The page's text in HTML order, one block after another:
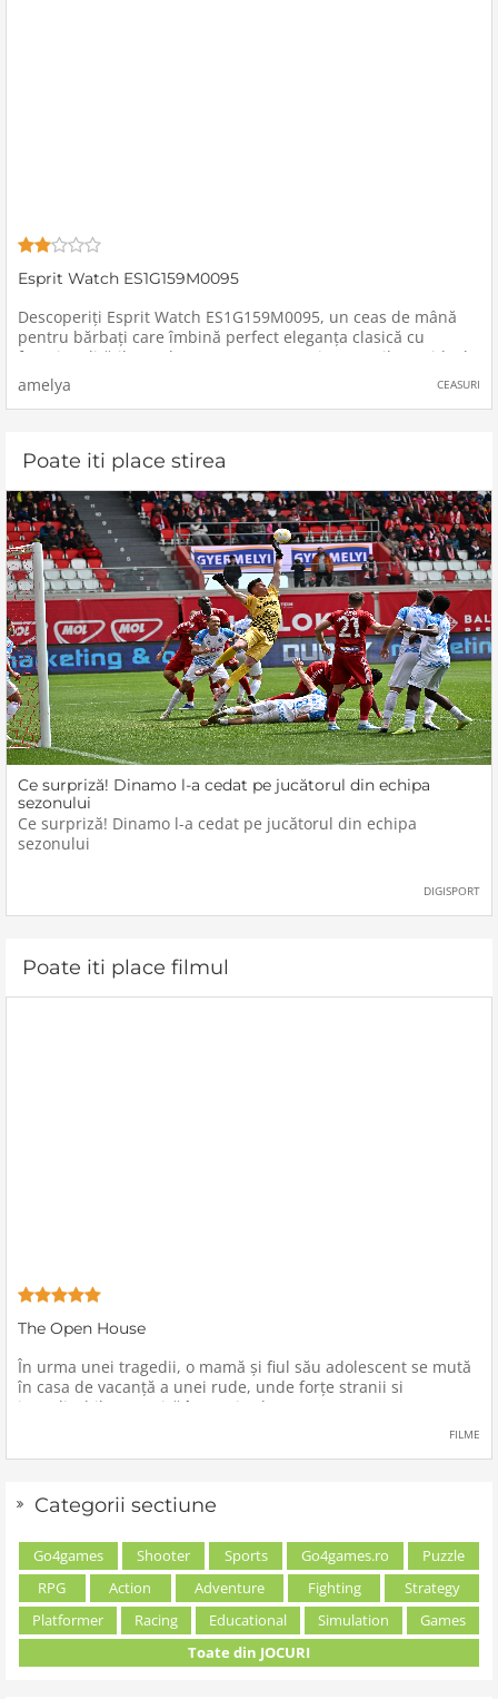
Esprit Watch ES1G159M0095
Descoperiți Esprit Watch ES1G159M0095, un ceas de mână
pentru bărbați care îmbină perfect eleganța clasică cu
funcționalitățile moderne. Acest accesoriu versatil este ideal
pentru cei care apreciază atât stilul rafinat, cât și
amelya CEASURI
Poate iti place stirea
Ce surpriză! Dinamo l-a cedat pe jucătorul din echipa
sezonului
Ce surpriză! Dinamo l-a cedat pe jucătorul din echipa
sezonului
DIGISPORT
Poate iti place filmul
The Open House
În urma unei tragedii, o mamă şi fiul său adolescent se mută
în casa de vacanţă a unei rude, unde forţe stranii si
inexplicabile conspiră împotriva lor.
FILME
Categorii sectiune
Go4games Shooter Sports Go4games.ro
Puzzle
RPG
Action Adventure Fighting
Strategy
Platformer
Racing Educational Simulation
Games
Toate din JOCURI